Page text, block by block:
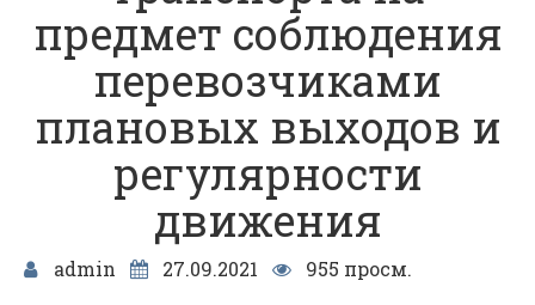
предмет соблюдения
перевозчиками
плановых выходов и
регулярности
движения
admin 27.09.2021
955 просм.